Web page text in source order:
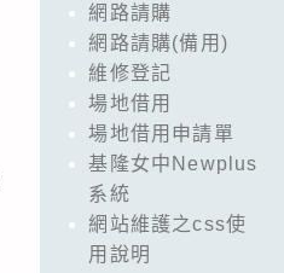
網路請購
網路請購(備用)
維修登記
場地借用
場地借用申請單
基隆女中Newplus
系統
網站維護之css使
用說明